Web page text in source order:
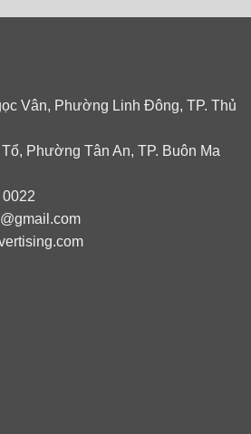
Vân, Phường Linh Đông, TP. Thủ
Phường Tân An, TP. Buôn Ma
0022